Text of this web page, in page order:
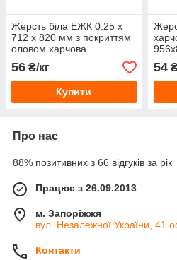
Жерсть біла ЕЖК 0.25 х
712 х 820 мм з покриттям
оловом харчова
56 ₴/кг
Купити
54
Про нас
88% позитивних з 66 відгуків за рік
Працює з 26.09.2013
м. Запоріжжя
вул. Незалежної України, 41
Контакти